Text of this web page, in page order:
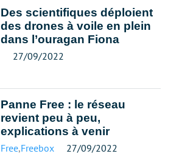
Des scientifiques déploient
des drones à voile en plein
dans l’ouragan Fiona
27/09/2022
Panne Free : le réseau
revient peu à peu,
explications à venir
Free,Freebox 27/09/2022